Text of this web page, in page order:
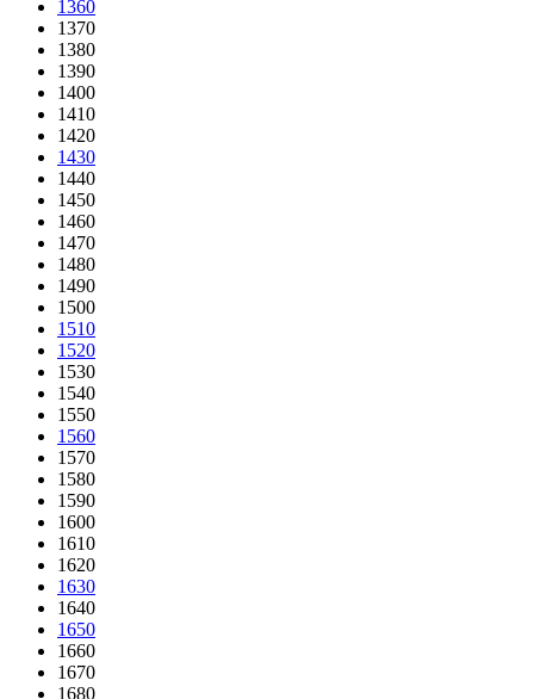
1360
1370
1380
1390
1400
1410
1420
1430
1440
1450
1460
1470
1480
1490
1500
1510
1520
1530
1540
1550
1560
1570
1580
1590
1600
1610
1620
1630
1640
1650
1660
1670
1680